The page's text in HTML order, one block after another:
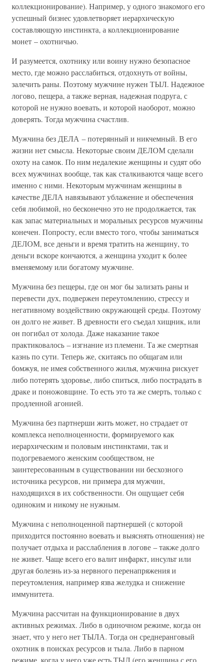
коллекционирование). Например, у одного знакомого его
успешный бизнес удовлетворяет иерархическую
составляющую инстинкта, а коллекционирование
монет – охотничью.
И разумеется, охотнику или воину нужно безопасное
место, где можно расслабиться, отдохнуть от войны,
залечить раны. Поэтому мужчине нужен ТЫЛ. Надежное
логово, пещера, а также верная, надежная подруга, с
которой не нужно воевать, и которой наоборот, можно
доверять. Тогда мужчина счастлив.
Мужчина без ДЕЛА – потерянный и никчемный. В его
жизни нет смысла. Некоторые своим ДЕЛОМ сделали
охоту на самок. По ним недалекие женщины и судят обо
всех мужчинах вообще, так как сталкиваются чаще всего
именно с ними. Некоторым мужчинам женщины в
качестве ДЕЛА навязывают ублажение и обеспечения
себя любимой, но бесконечно это не продолжается, так
как запас материальных и моральных ресурсов мужчины
конечен. Попросту, если вместо того, чтобы заниматься
ДЕЛОМ, все деньги и время тратить на женщину, то
деньги вскоре кончаются, а женщина уходит к более
вменяемому или богатому мужчине.
Мужчина без пещеры, где он мог бы зализать раны и
перевести дух, подвержен переутомлению, стрессу и
негативному воздействию окружающей среды. Поэтому
он долго не живет. В древности его съедал хищник, или
он погибал от холода. Даже наказание такое
практиковалось – изгнание из племени. Та же смертная
казнь по сути. Теперь же, скитаясь по общагам или
бомжуя, не имея собственного жилья, мужчина рискует
либо потерять здоровье, либо спиться, либо пострадать в
драке и поножовщине. То есть это та же смерть, только с
продленной агонией.
Мужчина без партнерши жить может, но страдает от
комплекса неполноценности, формируемого как
иерархическим и половым инстинктами, так и
подогреваемого женским сообществом, не
заинтересованным в существовании ни бесхозного
источника ресурсов, ни примера для мужчин,
находящихся в их собственности. Он ощущает себя
одиноким и никому не нужным.
Мужчина с неполноценной партнершей (с которой
приходится постоянно воевать и выяснять отношения) не
получает отдыха и расслабления в логове – также долго
не живет. Чаще всего его валит инфаркт, инсульт или
другая болезнь из-за нервного перенапряжения и
переутомления, например язва желудка и снижение
иммунитета.
Мужчина рассчитан на функционирование в двух
активных режимах. Либо в одиночном режиме, когда он
знает, что у него нет ТЫЛА. Тогда он среднеранговый
охотник в поисках ресурсов и тыла. Либо в парном
режиме, когда у него уже есть ТЫЛ (его женщина с его